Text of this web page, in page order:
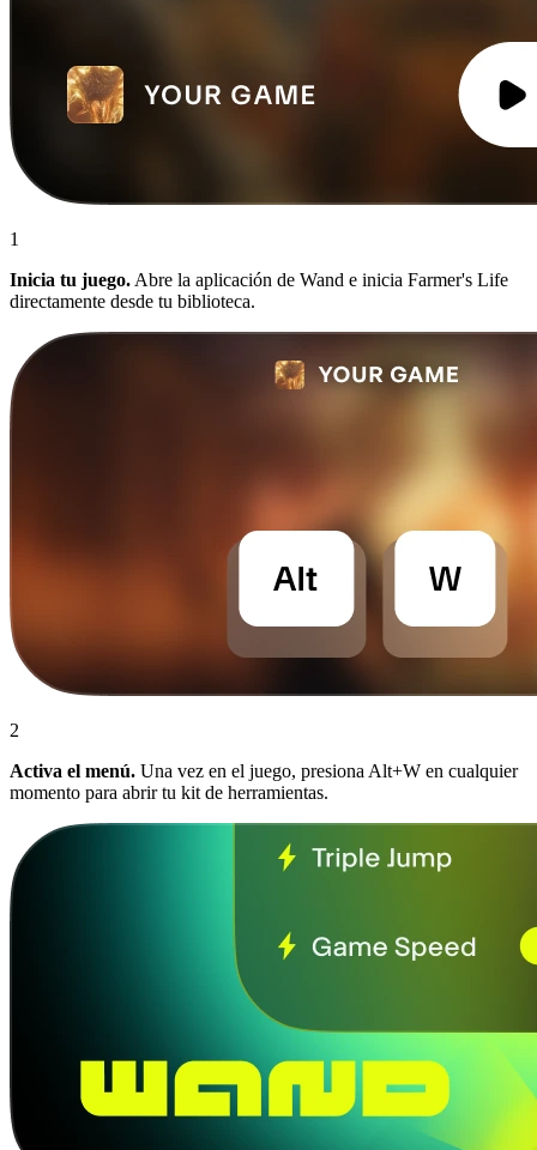
1
Inicia tu juego. Abre la aplicación de Wand e inicia Farmer's Life
directamente desde tu biblioteca.
2
Activa el menú. Una vez en el juego, presiona Alt+W en cualquier
momento para abrir tu kit de herramientas.